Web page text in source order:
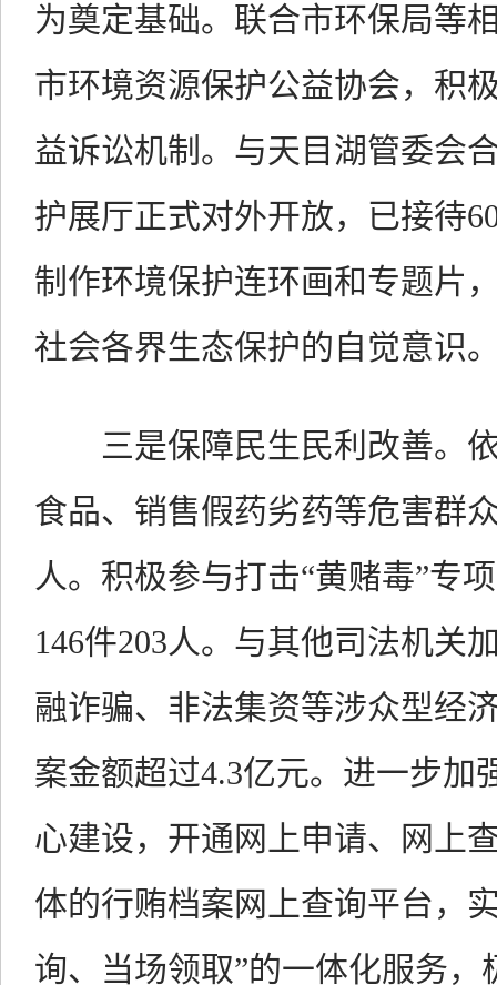
为奠定基础。联合市环保局等
市环境资源保护公益协会，积
益诉讼机制。与天目湖管委会
护展厅正式对外开放，已接待
制作环境保护连环画和专题片
社会各界生态保护的自觉意识
三是保障民生民利改善。依
食品、销售假药劣药等危害群
人。积极参与打击“黄赌毒”专
146件203人。与其他司法机关
融诈骗、非法集资等涉众型经
案金额超过4.3亿元。进一步加
心建设，开通网上申请、网上
体的行贿档案网上查询平台，
询、当场领取”的一体化服务